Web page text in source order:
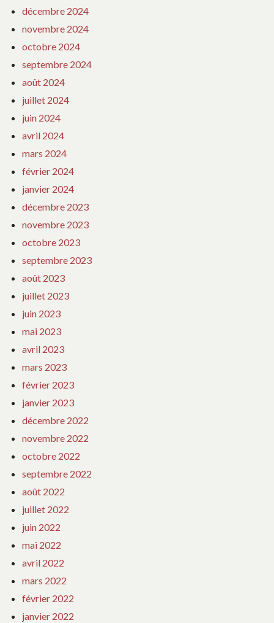
décembre 2024
novembre 2024
octobre 2024
septembre 2024
août 2024
juillet 2024
juin 2024
avril 2024
mars 2024
février 2024
janvier 2024
décembre 2023
novembre 2023
octobre 2023
septembre 2023
août 2023
juillet 2023
juin 2023
mai 2023
avril 2023
mars 2023
février 2023
janvier 2023
décembre 2022
novembre 2022
octobre 2022
septembre 2022
août 2022
juillet 2022
juin 2022
mai 2022
avril 2022
mars 2022
février 2022
janvier 2022